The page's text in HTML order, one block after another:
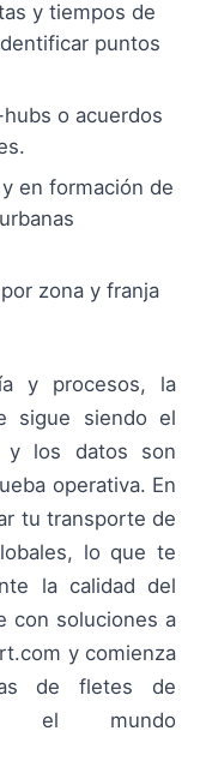
y tiempos de
puntos
o acuerdos
en formación de
zona y franja
y procesos, la
sigue siendo el
y los datos son
operativa. En
tu transporte de
lo que te
la calidad del
con soluciones a
y comienza
de fletes de
el mundo